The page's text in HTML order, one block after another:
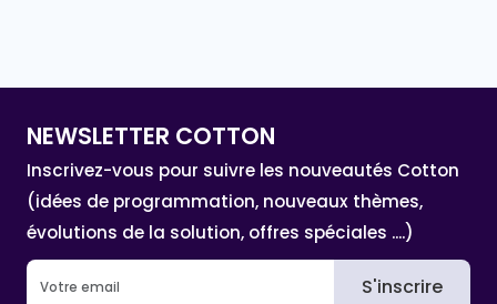
NEWSLETTER COTTON
Inscrivez-vous pour suivre les nouveautés Cotton
(idées de programmation, nouveaux thèmes,
évolutions de la solution, offres spéciales ....)
S'inscrire